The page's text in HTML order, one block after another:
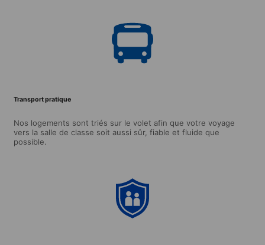
Transport pratique
Nos logements sont triés sur le volet afin que votre voyage
vers la salle de classe soit aussi sûr, fiable et fluide que
possible.